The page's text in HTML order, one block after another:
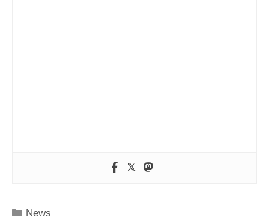
Kategorien
News